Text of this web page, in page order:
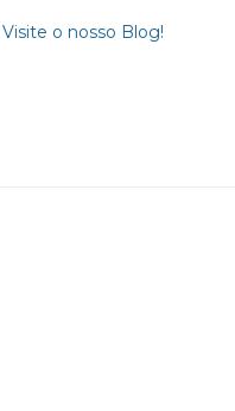
Visite o nosso Blog!